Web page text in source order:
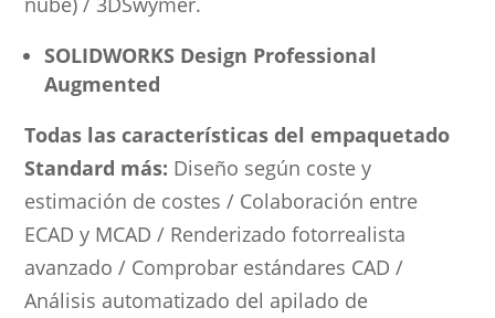
SOLIDWORKS Design Professional
Augmented
Todas las características del empaquetado
Standard más: Diseño según coste y
estimación de costes / Colaboración entre
ECAD y MCAD / Renderizado fotorrealista
avanzado / Comprobar estándares CAD /
Análisis automatizado del apilado de